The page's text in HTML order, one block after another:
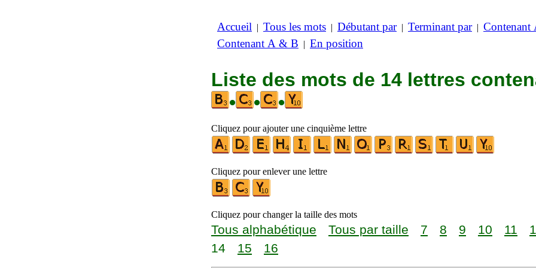
Accueil | Tous les mots | Débutant par| Terminant par| Contenant
Contenant A & B | En position
Liste des mots de 14 lettres
•
• •
Cliquez pour ajouter une cinquième lettre
Cliquez pour enlever une lettre
Cliquez pour changer la taille des mots
Tous alphabétique Tous par taille 7 8 9 10 11
14
15 16